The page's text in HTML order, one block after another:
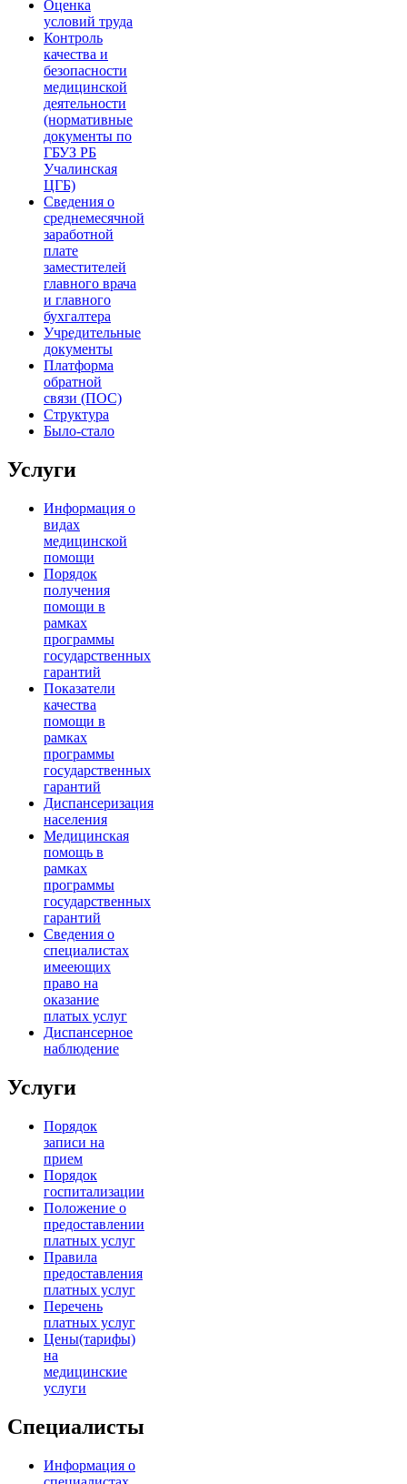
Оценка
условий труда
Контроль
качества и
безопасности
медицинской
деятельности
(нормативные
документы по
ГБУЗ РБ
Учалинская
ЦГБ)
Сведения о
среднемесячной
заработной
плате
заместителей
главного врача
и главного
бухгалтера
Учредительные
документы
Платформа
обратной
связи (ПОС)
Структура
Было-стало
Услуги
Информация о
видах
медицинской
помощи
Порядок
получения
помощи в
рамках
программы
государственных
гарантий
Показатели
качества
помощи в
рамках
программы
государственных
гарантий
Диспансеризация
населения
Медицинская
помощь в
рамках
программы
государственных
гарантий
Сведения о
специалистах
имееющих
право на
оказание
платых услуг
Диспансерное
наблюдение
Услуги
Порядок
записи на
прием
Порядок
госпитализации
Положение о
предоставлении
платных услуг
Правила
предоставления
платных услуг
Перечень
платных услуг
Цены(тарифы)
на
медицинские
услуги
Специалисты
Информация о